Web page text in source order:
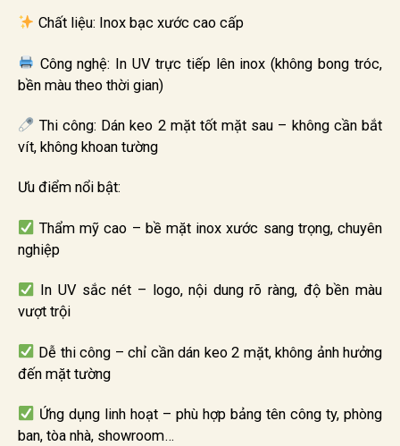
Chất liệu: Inox bạc xước cao cấp
Công nghệ: In UV trực tiếp lên inox (không bong tróc,
bền màu theo thời gian)
Thi công: Dán keo 2 mặt tốt mặt sau – không cần bắt
vít, không khoan tường
Ưu điểm nổi bật:
Thẩm mỹ cao – bề mặt inox xước sang trọng, chuyên
nghiệp
In UV sắc nét – logo, nội dung rõ ràng, độ bền màu
vượt trội
Dễ thi công – chỉ cần dán keo 2 mặt, không ảnh hưởng
đến mặt tường
Ứng dụng linh hoạt – phù hợp bảng tên công ty, phòng
ban, tòa nhà, showroom…